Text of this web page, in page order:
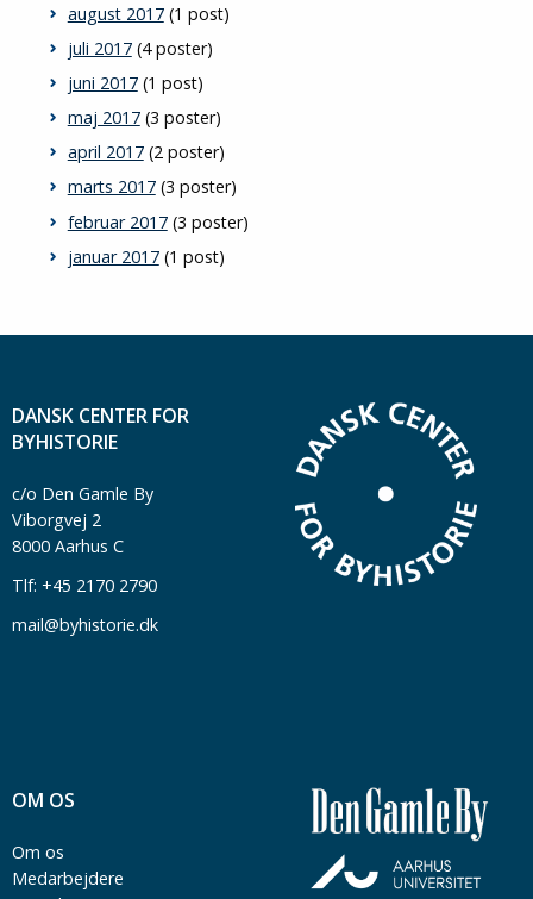
august 2017(1 post)
juli 2017(4 poster)
juni 2017(1 post)
maj 2017(3 poster)
april 2017(2 poster)
marts 2017(3 poster)
februar 2017(3 poster)
januar 2017(1 post)
DANSK CENTER FOR
BYHISTORIE
c/o Den Gamle By
Viborgvej 2
8000 Aarhus C
Tlf: +45 2170 2790
mail@byhistorie.dk
OM OS
Om os
Medarbejdere